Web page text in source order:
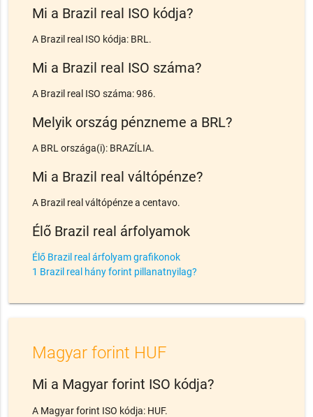
Mi a Brazil real ISO kódja?
A Brazil real ISO kódja: BRL.
Mi a Brazil real ISO száma?
A Brazil real ISO száma: 986.
Melyik ország pénzneme a BRL?
A BRL országa(i): BRAZÍLIA.
Mi a Brazil real váltópénze?
A Brazil real váltópénze a centavo.
Élő Brazil real árfolyamok
Élő Brazil real árfolyam grafikonok
1 Brazil real hány forint pillanatnyilag?
Magyar forint HUF
Mi a Magyar forint ISO kódja?
A Magyar forint ISO kódja: HUF.